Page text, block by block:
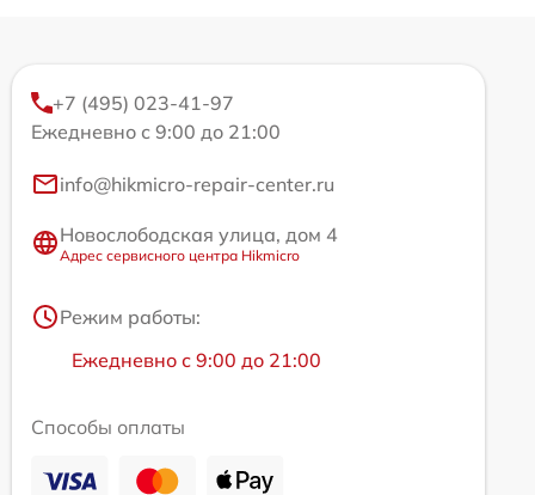
+7 (495) 023-41-97
Ежедневно с 9:00 до 21:00
info@hikmicro-repair-center.ru
Новослободская улица, дом 4
Адрес сервисного центра Hikmicro
Режим работы:
Ежедневно с 9:00 до 21:00
Способы оплаты